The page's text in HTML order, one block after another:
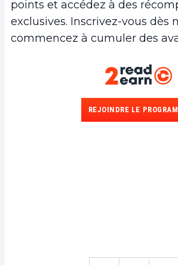
points et accédez à des
exclusives. Inscrivez-vous dès
commencez à cumuler des
REJOINDRE LE